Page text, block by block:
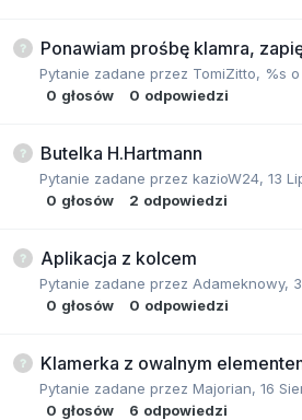
Ponawiam prośbę klamra,
Pytanie zadane przez TomiZitto, %s
0 głosów 0 odpowiedzi
Butelka H.Hartmann
Pytanie zadane przez kazioW24, 13
0 głosów 2 odpowiedzi
Aplikacja z kolcem
Pytanie zadane przez Adameknowy,
0 głosów 0 odpowiedzi
Klamerka z owalnym
Pytanie zadane przez Majorian, 16
0 głosów 6 odpowiedzi